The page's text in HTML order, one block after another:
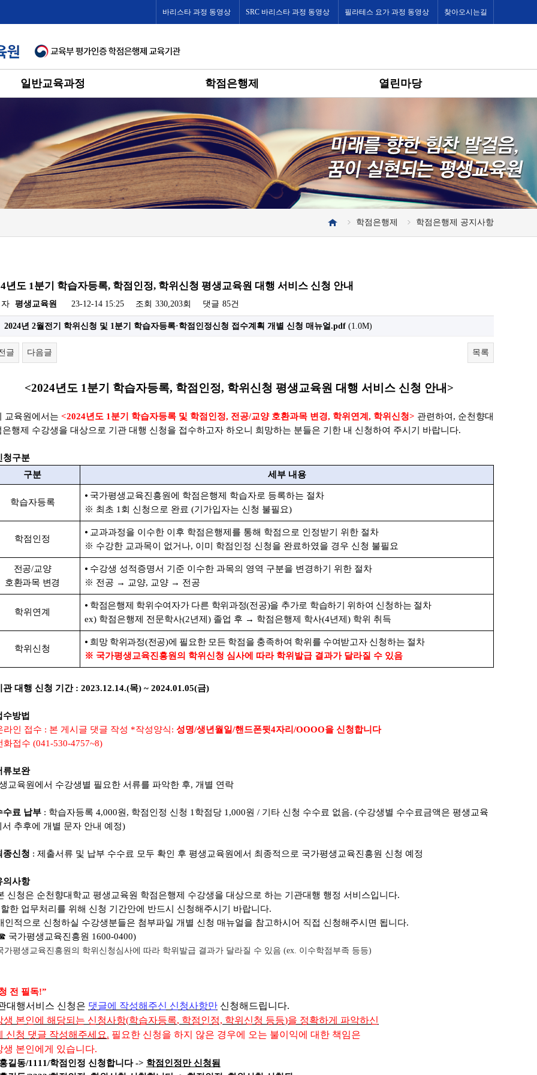
바리스타 과정 동영상 SRC 바리스타 과정 동영상 필라테스 요가 과정 동영상 찾아오시는길
일반교육과정 학점은행제 열린마당
학점은행제 학점은행제 공지사항
년도 1분기 학습자등록, 학점인정, 학위신청 평생교육원 대행 서비스 신청 안내
평생교육원 23-12-14 15:25 조회 330,203회 댓글 85건
2024년 2월전기 학위신청 및 1분기 학습자등록·학점인정신청 접수계획 개별 신청 매뉴얼.pdf (1.0M)
글 다음글 목록
<2024년도 1분기 학습자등록, 학점인정, 학위신청 평생교육원 대행 서비스 신청 안내 >
교육원에서는 <2024년도 1 분기 학습자등록 및 학점인정, 전공/교양 호환과목 변경, 학위연계 , 학위신청> 관련하여 , 순천향대
은행제 수강생을 대상으로 기관 대행 신청을 접수하고자 하오니 희망하는 분들은 기한 내 신청하여 주시기 바랍니다.
청구분
구분
세부 내용
학습자등록
⦁ 국가평생교육진흥원에 학점은행제 학습자로 등록하는 절차
※ 최초 1 회 신청으로 완료 (기가입자는 신청 불필요)
학점인정
⦁ 교과과정을 이수한 이후 학점은행제를 통해 학점으로 인정받기 위한 절차
※ 수강한 교과목이 없거나, 이미 학점인정 신청을 완료하였을 경우 신청 불필요
전공/교양
호환과목 변경
⦁ 수강생 성적증명서 기준 이수한 과목의 영역 구분을 변경하기 위한 절차
※ 전공 → 교양, 교양 → 전공
학위연계
⦁ 학점은행제 학위수여자가 다른 학위과정(전공)을 추가로 학습하기 위하여 신청하는 절차
ex) 학점은행제 전문학사(2년제 ) 졸업 후 → 학점은행제 학사(4년제 ) 학위 취득
학위신청
⦁ 희망 학위과정(전공)에 필요한 모든 학점을 충족하여 학위를 수여받고자 신청하는 절차
※ 국가평생교육진흥원의 학위신청 심사에 따라 학위발급 결과가 달라질 수 있음
관 대행 신청 기간 : 2023.12.14.(목) ~ 2024.01.05(금)
수방법
라인 접수 : 본 게시글 댓글 작성 *작성양식: 성명/생년월일/핸드폰뒷4자리 /OOOO을 신청합니다
화접수 (041-530-4757~8)
류보완
교육원에서 수강생별 필요한 서류를 파악한 후, 개별 연락
수료 납부 : 학습자등록 4,000원 , 학점인정 신청 1 학점당 1,000원 / 기타 신청 수수료 없음. (수강생별 수수료금액은 평생교육
서 추후에 개별 문자 안내 예정)
종신청 : 제출서류 및 납부 수수료 모두 확인 후 평생교육원에서 최종적으로 국가평생교육진흥원 신청 예정
의사항
신청은 순천향대학교 평생교육원 학점은행제 수강생을 대상으로 하는 기관대행 행정 서비스입니다.
한 업무처리를 위해 신청 기간안에 반드시 신청해주시기 바랍니다.
적으로 신청하실 수강생분들은 첨부파일 개별 신청 매뉴얼을 참고하시어 직접 신청해주시면 됩니다.
가평생교육진흥원 1600-0400)
가평생교육진흥원의 학위신청심사에 따라 학위발급 결과가 달라질 수 있음 (ex. 이수학점부족 등등)
전 필독!”
대행서비스 신청은 댓글에 작성해주신 신청사항만 신청해드립니다.
생 본인에 해당되는 신청사항(학습자등록, 학점인정, 학위신청 등등)을 정확하게 파악하신
신청 댓글 작성해주세요. 필요한 신청을 하지 않은 경우에
오는 불이익에 대한 책임은
생 본인에 게 있습니다.
길동/1111/학점인정 신청합니다-> 학점인정만 신청됨